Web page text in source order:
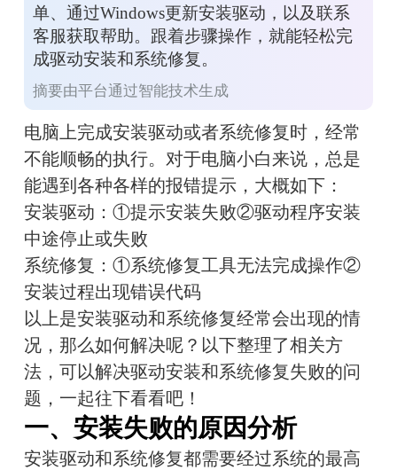
单、通过Windows更新安装驱动，以及联系
客服获取帮助。跟着步骤操作，就能轻松完
成驱动安装和系统修复。
摘要由平台通过智能技术生成
电脑上完成安装驱动或者系统修复时，经常
不能顺畅的执行。对于电脑小白来说，总是
能遇到各种各样的报错提示，大概如下：
安装驱动：①提示安装失败②驱动程序安装
中途停止或失败
系统修复：①系统修复工具无法完成操作②
安装过程出现错误代码
以上是安装驱动和系统修复经常会出现的情
况，那么如何解决呢？以下整理了相关方
法，可以解决驱动安装和系统修复失败的问
题，一起往下看看吧！
一、安装失败的原因分析
安装驱动和系统修复都需要经过系统的最高